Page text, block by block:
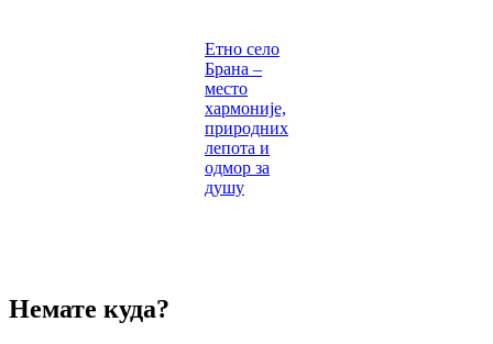
Етно село
Брана –
место
хармоније,
природних
лепота и
одмор за
душу
Немате куда?